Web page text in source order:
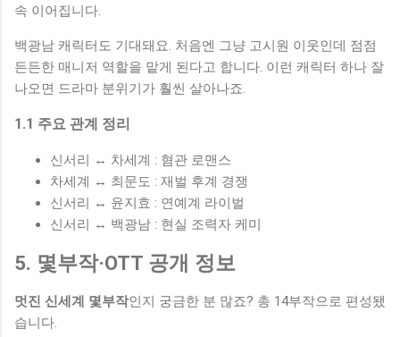
속 이어집니다.
백광남 캐릭터도 기대돼요. 처음엔 그냥 고시원 이웃인데 점점
든든한 매니저 역할을 맡게 된다고 합니다. 이런 캐릭터 하나 잘
나오면 드라마 분위기가 훨씬 살아나죠.
1.1 주요 관계 정리
신서리 ↔ 차세계 : 혐관 로맨스
차세계 ↔ 최문도 : 재벌 후계 경쟁
신서리 ↔ 윤지효 : 연예계 라이벌
신서리 ↔ 백광남 : 현실 조력자 케미
5. 몇부작·OTT 공개 정보
멋진 신세계 몇부작인지 궁금한 분 많죠? 총 14부작으로 편성됐
습니다.